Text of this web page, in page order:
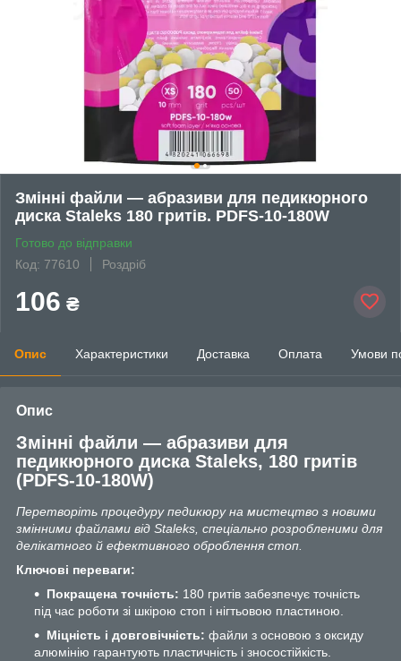
Змінні файли — абразиви для педикюрного
диска Staleks 180 гритів. PDFS-10-180W
Готово до відправки
Код: 77610
Роздріб
106 ₴
Опис Характеристики Доставка Оплата Умови
Опис
Змінні файли — абразиви для
педикюрного диска Staleks, 180 гритів
(PDFS-10-180W)
Перетворіть процедуру педикюру на мистецтво з новими
змінними файлами від Staleks, спеціально розробленими для
делікатного й ефективного оброблення стоп.
Ключові переваги:
Покращена точність: 180 гритів забезпечує точність
під час роботи зі шкірою стоп і нігтьовою пластиною.
Міцність і довговічність: файли з основою з оксиду
алюмінію гарантують пластичність і зносостійкість.